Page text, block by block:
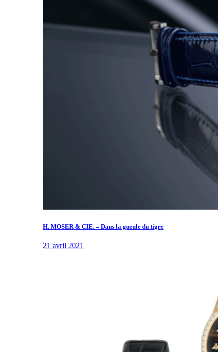
H. MOSER & CIE. – Dans la gueule du tigre
21 avril 2021